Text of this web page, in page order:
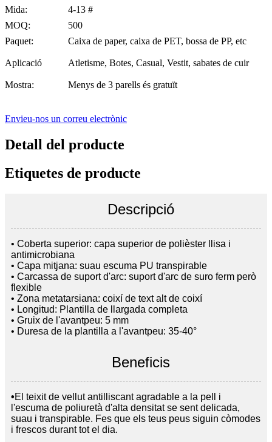
Mida:
4-13 #
MOQ:
500
Paquet:
Caixa de paper, caixa de PET, bossa de PP, etc
Aplicació Atletisme, Botes, Casual, Vestit, sabates de cuir
Mostra: Menys de 3 parells és gratuït
Envieu-nos un correu electrònic
Detall del producte
Etiquetes de producte
Descripció
• Coberta superior: capa superior de polièster llisa i
antimicrobiana
• Capa mitjana: suau escuma PU transpirable
• Carcassa de suport d'arc: suport d'arc de suro ferm però
flexible
• Zona metatarsiana: coixí de text alt de coixí
• Longitud: Plantilla de llargada completa
• Gruix de l'avantpeu: 5 mm
• Duresa de la plantilla a l'avantpeu: 35-40°
Beneficis
•El teixit de vellut antilliscant agradable a la pell i
l'escuma de poliuretà d'alta densitat se sent delicada,
suau i transpirable. Fes que els teus peus siguin còmodes
i frescos durant tot el dia.